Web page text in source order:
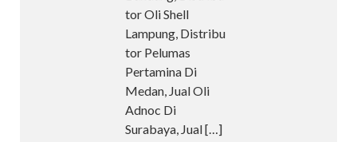
tor Oli Shell
Lampung, Distribu
tor Pelumas
Pertamina Di
Medan, Jual Oli
Adnoc Di
Surabaya, Jual[…]